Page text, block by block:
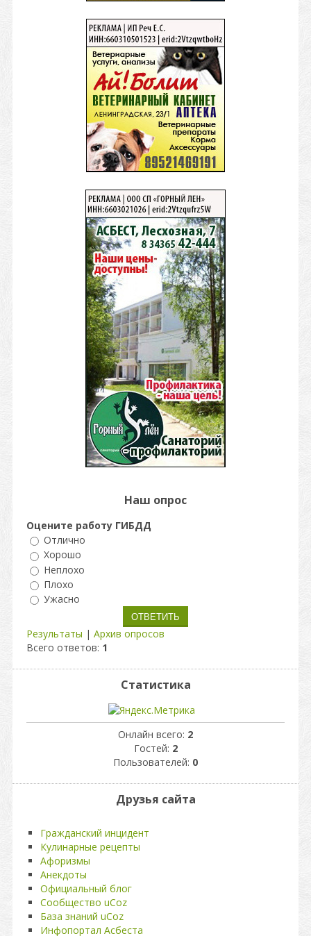
Наш опрос
Оцените работу ГИБДД
Отлично
Хорошо
Неплохо
Плохо
Ужасно
Результаты | Архив опросов
Всего ответов: 1
Статистика
Онлайн всего: 2
Гостей: 2
Пользователей: 0
Друзья сайта
Гражданский инцидент
Кулинарные рецепты
Афоризмы
Анекдоты
Официальный блог
Сообщество uCoz
База знаний uCoz
Инфопортал Асбеста